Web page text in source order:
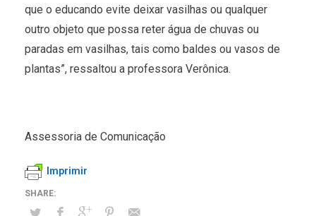
que o educando evite deixar vasilhas ou qualquer
outro objeto que possa reter água de chuvas ou
paradas em vasilhas, tais como baldes ou vasos de
plantas”, ressaltou a professora Verônica.
Assessoria de Comunicação
Imprimir